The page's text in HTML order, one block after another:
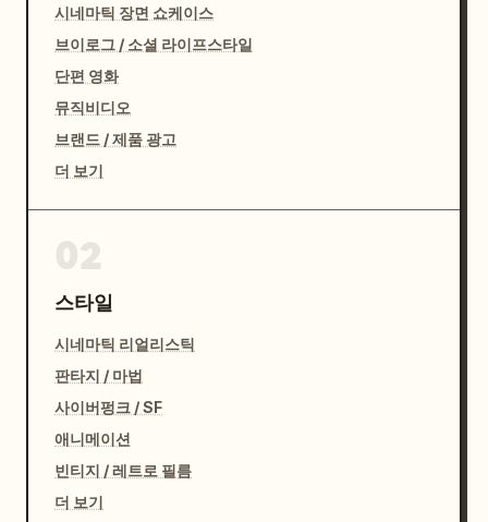
시네마틱 장면 쇼케이스
브이로그 / 소셜 라이프스타일
단편 영화
뮤직비디오
브랜드 / 제품 광고
더 보기
스타일
시네마틱 리얼리스틱
판타지 / 마법
사이버펑크 / SF
애니메이션
빈티지 / 레트로 필름
더 보기